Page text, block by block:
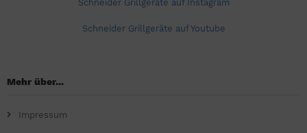
Schneider Grillgeräte auf Instagram
Schneider Grillgeräte auf Youtube
Mehr über...
Impressum